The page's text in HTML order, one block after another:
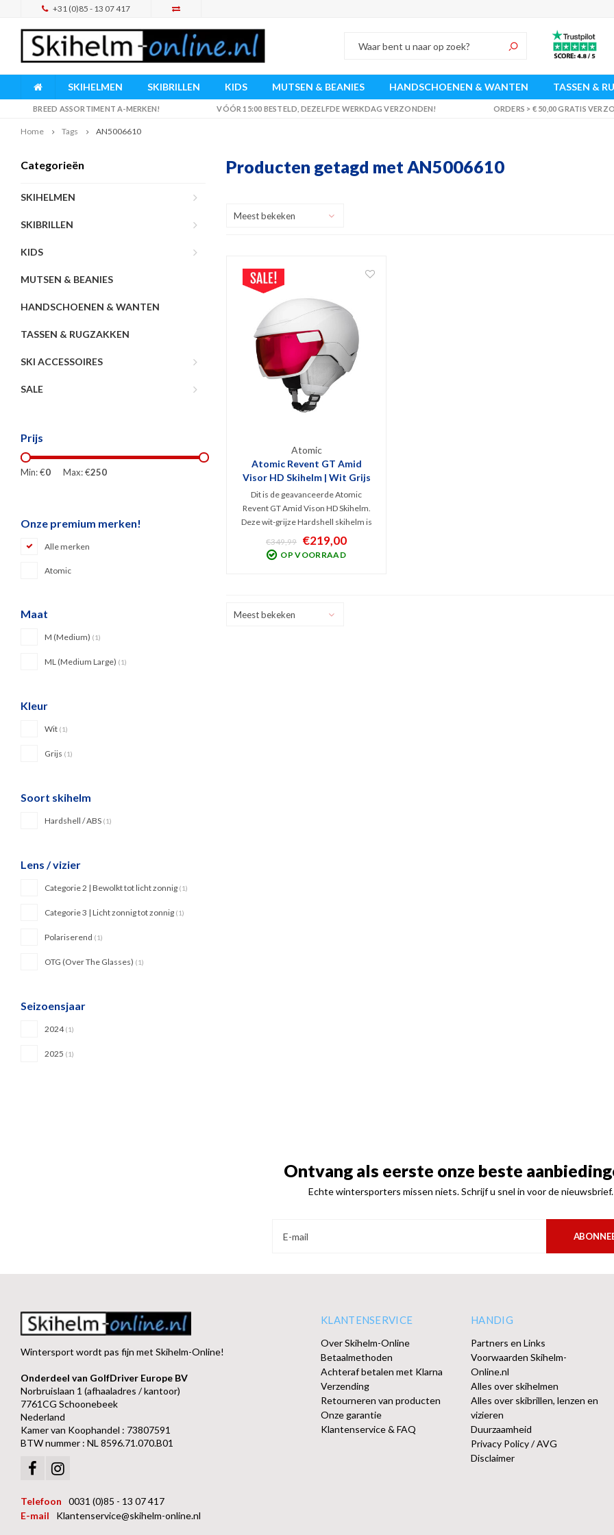
+31 (0)85 - 13 07 417
SKIHELMEN SKIBRILLEN KIDS MUTSEN & BEANIES HANDSCHOENEN & WANTEN TASSEN &
BREED ASSORTIMENT A-MERKEN! VÓÓR 15:00 BESTELD, DEZELFDE WERKDAG VERZONDEN! ORDERS > € 50,00 GRATIS
Home Tags AN5006610
Categorieën
SKIHELMEN
SKIBRILLEN
KIDS
MUTSEN & BEANIES
HANDSCHOENEN & WANTEN
TASSEN & RUGZAKKEN
SKI ACCESSOIRES
SALE
Prijs
Min: €0 Max: €250
Onze premium merken!
Alle merken
Atomic
Maat
M (Medium) (1)
ML (Medium Large) (1)
Kleur
Wit (1)
Grijs (1)
Soort skihelm
Hardshell / ABS (1)
Lens / vizier
Categorie 2 | Bewolkt tot licht zonnig (1)
Categorie 3 | Licht zonnig tot zonnig (1)
Polariserend (1)
OTG (Over The Glasses) (1)
Seizoensjaar
2024(1)
2025 (1)
Producten getagd met AN5006610
Meest bekeken
Atomic
Atomic Revent GT Amid
Visor HD Skihelm | Wit Grijs
Dit is de geavanceerde Atomic
Revent GT Amid Vison HD Skihelm.
Deze wit-grijze Hardshell skihelm is
v.v. AMID en Holo Core
veiligheidstechnologie en actieve
ventilatie en levert met zijn
€349,99 €219,00
OP VOORRAAD
Meest bekeken
Ontvang als eerste onze beste
Echte wintersporters missen niets. Schrijf u snel in voor de nieuwsbrief.
Wintersport wordt pas fijn met Skihelm-Online!
Onderdeel van GolfDriver Europe BV
Norbruislaan 1 (afhaaladres / kantoor)
7761CG Schoonebeek
Nederland
Kamer van Koophandel : 73807591
BTW nummer : NL 8596.71.070.B01
Telefoon
0031 (0)85 - 13 07 417
E-mail
Klantenservice@skihelm-online.nl
KLANTENSERVICE
Over Skihelm-Online
Betaalmethoden
Achteraf betalen met Klarna
Verzending
Retourneren van producten
Onze garantie
Klantenservice & FAQ
HANDIG
Partners en Links
Voorwaarden Skihelm-
Online.nl
Alles over skihelmen
Alles over skibrillen, lenzen en
vizieren
Duurzaamheid
Privacy Policy / AVG
Disclaimer